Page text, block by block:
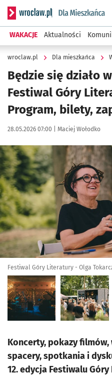
Serwis informacyjny
WAKACJE Aktualności
wroclaw.pl Dla mieszkańca
Będzie się działo
Festiwal Góry
Program, bilety,
Data publikacji:
28.05.2026 07:00 | Autor:
Maciej Wołodko
Kliknij, aby zobaczyć galerię
Festiwal Góry Literatury - Olga
Koncerty, pokazy
spacery, spotkania i
12. edycja Festiwalu